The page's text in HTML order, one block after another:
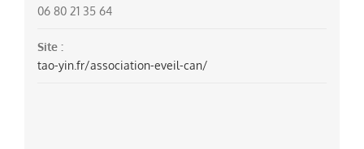
06 80 21 35 64
Site :
tao-yin.fr/association-eveil-can/